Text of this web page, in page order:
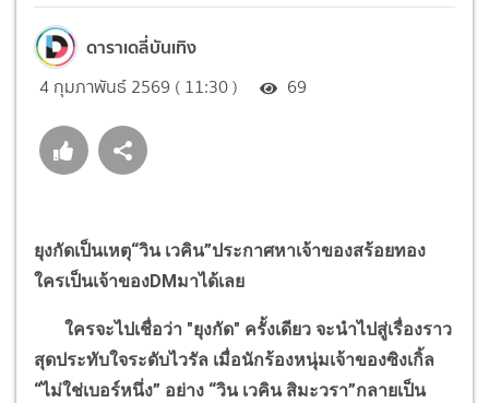
ดาราเดลี่บันเทิง
4 กุมภาพันธ์ 2569 ( 11:30 ) 69
ยุงกัดเป็นเหตุ“วิน เวคิน”ประกาศหาเจ้าของสร้อยทอง
ใครเป็นเจ้าของDM มาได้เลย
ใครจะไปเชื่อว่า "ยุงกัด" ครั้งเดียว จะนำไปสู่เรื่องราว
สุดประทับใจระดับไวรัล เมื่อนักร้องหนุ่มเจ้าของซิงเกิ้ล
“ไม่ใช่เบอร์หนึ่ง” อย่าง “วิน เวคิน สิมะวรา”กลายเป็น